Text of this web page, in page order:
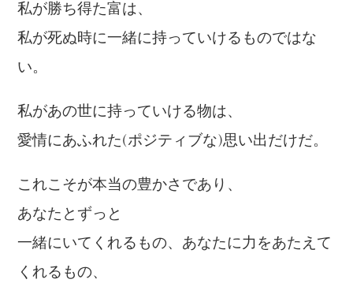
私が勝ち得た富は、
私が死ぬ時に一緒に持っていけるものではな
い。
私があの世に持っていける物は、
愛情にあふれた(ポジティブな)思い出だけだ。
これこそが本当の豊かさであり、
あなたとずっと
一緒にいてくれるもの、あなたに力をあたえて
くれるもの、